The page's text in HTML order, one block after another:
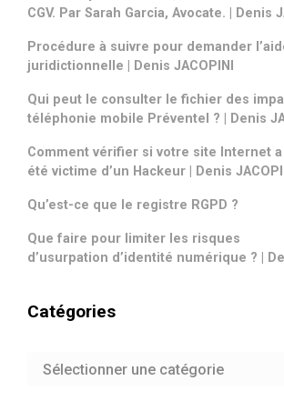
CGV. Par Sarah Garcia, Avocate. | Denis
Procédure à suivre pour demander
juridictionnelle | Denis JACOPINI
Qui peut le consulter le fichier des
téléphonie mobile Préventel ? | Denis
Comment vérifier si votre site Internet a
été victime d’un Hackeur | Denis
Qu’est-ce que le registre RGPD ?
Que faire pour limiter les risques
d’usurpation d’identité numérique ? |
Catégories
Catégories